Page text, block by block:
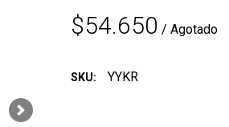
Next
$54.650 / Agotado
SKU: YYKR